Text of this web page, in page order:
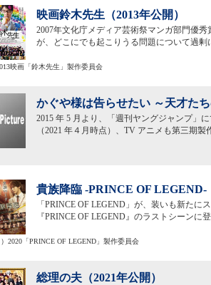
映画鈴木先生（2013年公開）
2007年文化庁メディア芸術祭マンガ部門優
が、どこにでも起こりうる問題について過
映画「鈴木先生」製作委員会
かぐや様は告らせたい ～天才た
2015 年 5 月より、「週刊ヤングジャンプ」
（2021 年４月時点）、TV アニメも第三期
貴族降臨 -PRINCE OF LEGEND-
「PRINCE OF LEGEND」が、装いも新た
『PRINCE OF LEGEND』のラストシーンに
）2020「PRINCE OF LEGEND」製作委員会
総理の夫（2021年公開）